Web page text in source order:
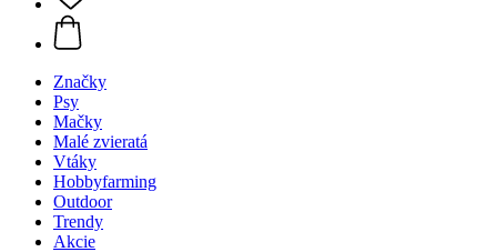
Značky
Psy
Mačky
Malé zvieratá
Vtáky
Hobbyfarming
Outdoor
Trendy
Akcie